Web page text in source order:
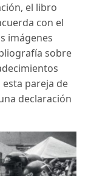
el libro
con el
imágenes
sobre
pareja de
declaración